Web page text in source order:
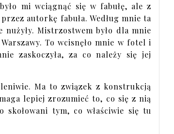
mi wciągnąć się w fabułę, ale z
autorkę fabuła. Według mnie ta
Mistrzostwem było dla mnie
To wcisnęło mnie w fotel i
zaskoczyła, za co należy się jej
Ma to związek z konstrukcją
lepiej zrozumieć to, co się z nią
tym, co właściwie się tu